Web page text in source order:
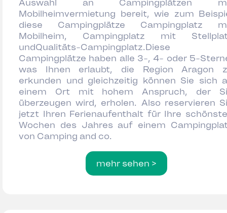
Auswahl an Campingplätzen
Mobilheimvermietung bereit, wie zum
diese Campingplätze Campingplatz
Mobilheim, Campingplatz mit
undQualitäts-Campingplatz.Diese
Campingplätze haben alle 3-, 4- oder 5-
was Ihnen erlaubt, die Region Aragon
erkunden und gleichzeitig können Sie sich
einem Ort mit hohem Anspruch, der
überzeugen wird, erholen. Also reservieren
jetzt Ihren Ferienaufenthalt für Ihre
Wochen des Jahres auf einem
von Camping and co.
mehr sehen >